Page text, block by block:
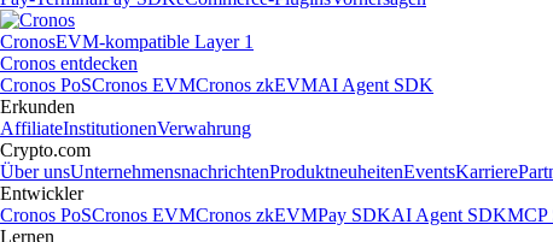
CronosEVM-kompatible Layer 1
Cronos entdecken
Cronos PoSCronos EVMCronos zkEVMAI Agent SDK
Erkunden
AffiliateInstitutionenVerwahrung
Crypto.com
Über unsUnternehmensnachrichtenProduktneuheitenEventsKarriere
Entwickler
Cronos PoSCronos EVMCronos zkEVMPay SDKAI Agent SDKMCP
Lernen